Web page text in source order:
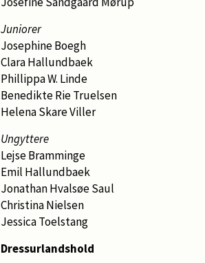
Juniorer
Josephine Boegh
Clara Hallundbaek
Phillippa W. Linde
Benedikte Rie Truelsen
Helena Skare Viller
Ungyttere
Lejse Bramminge
Emil Hallundbaek
Jonathan Hvalsøe Saul
Christina Nielsen
Jessica Toelstang
Dressurlandshold